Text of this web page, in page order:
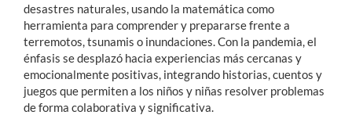
desastres naturales, usando la matemática como
herramienta para comprender y prepararse frente a
terremotos, tsunamis o inundaciones. Con la pandemia, el
énfasis se desplazó hacia experiencias más cercanas y
emocionalmente positivas, integrando historias, cuentos y
juegos que permiten a los niños y niñas resolver problemas
de forma colaborativa y significativa.